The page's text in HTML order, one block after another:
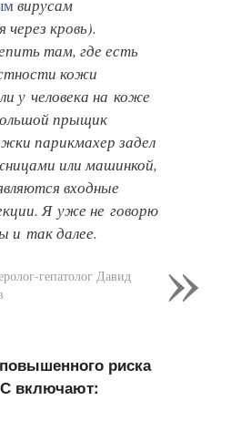
вирусам
кровь).
там, где есть
кожи
у человека на коже
прыщик
парикмахер задел
или машинкой,
входные
Я уже не говорю
и так далее.
гепатолог Давид
риска
включают: